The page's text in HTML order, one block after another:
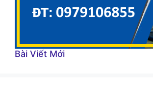
Bài Viết Mới